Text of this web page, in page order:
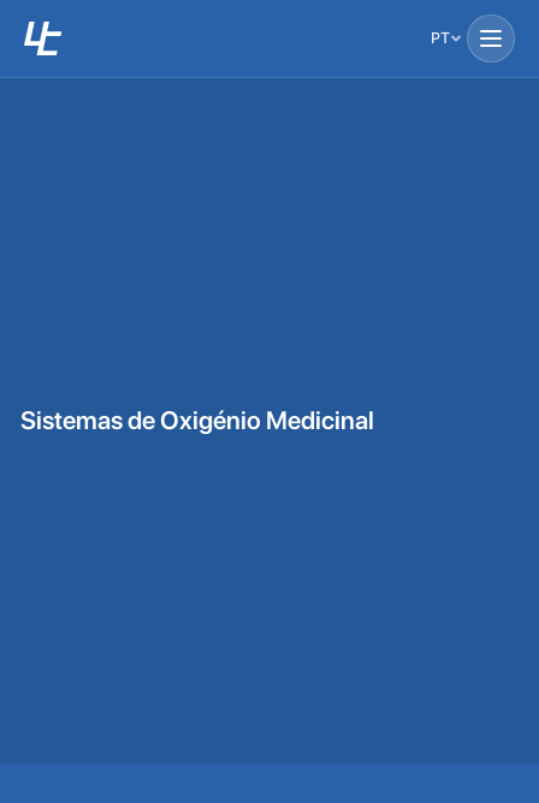
PT
Sistemas de Oxigénio Medicinal